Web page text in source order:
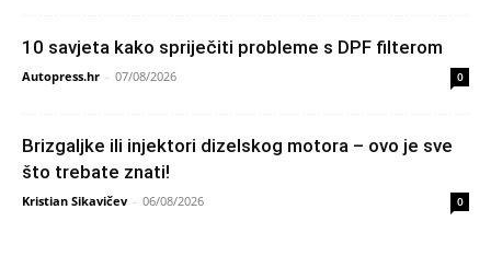
10 savjeta kako spriječiti probleme s DPF filterom
Autopress.hr - 07/08/2026 0
Brizgaljke ili injektori dizelskog motora – ovo je sve
što trebate znati!
Kristian Sikavičev - 06/08/2026 0